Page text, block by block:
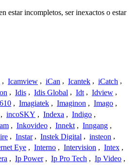
estar incompletos, ser inexactos o estar
, Icamview , iCan , Icantek , iCatch ,
, Idis , Idis Global , Idt , Idview ,
, Imagiatek , Imaginon , Imago ,
, incoSKY , Indexa , Indigo ,
, Inkovideo , Innekt , Inngang ,
, Instar , Instek Digital , insteon ,
Eye , Interno , Intervision , Intex ,
, Ip Power , Ip Pro Tech , Ip Video ,